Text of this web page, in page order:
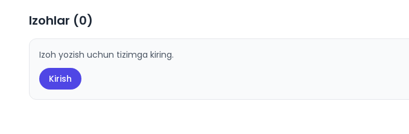
Izohlar (0)
Izoh yozish uchun tizimga kiring.
Kirish